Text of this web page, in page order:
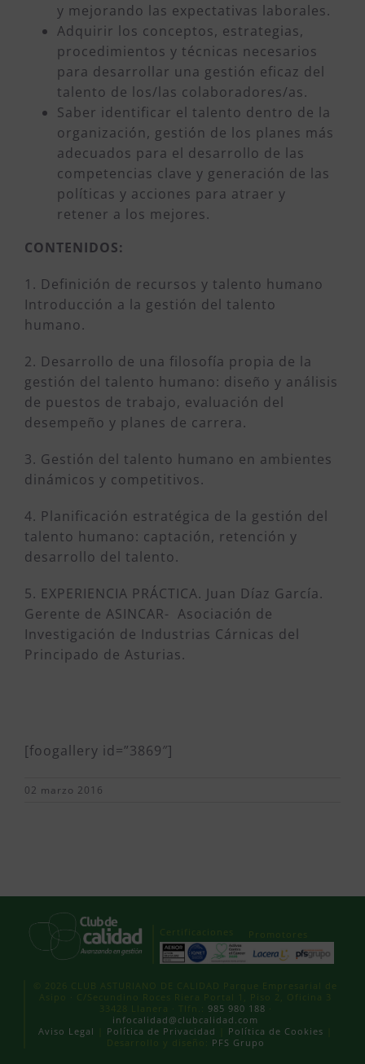
y mejorando las expectativas laborales.
Adquirir los conceptos, estrategias,
procedimientos y técnicas necesarios
para desarrollar una gestión eficaz del
talento de los/las colaboradores/as.
Saber identificar el talento dentro de la
organización, gestión de los planes más
adecuados para el desarrollo de las
competencias clave y generación de las
políticas y acciones para atraer y
retener a los mejores.
CONTENIDOS:
1. Definición de recursos y talento humano
Introducción a la gestión del talento
humano.
2. Desarrollo de una filosofía propia de la
gestión del talento humano: diseño y análisis
de puestos de trabajo, evaluación del
desempeño y planes de carrera.
3. Gestión del talento humano en ambientes
dinámicos y competitivos.
4. Planificación estratégica de la gestión del
talento humano: captación, retención y
desarrollo del talento.
5. EXPERIENCIA PRÁCTICA. Juan Díaz García.
Gerente de ASINCAR- Asociación de
Investigación de Industrias Cárnicas del
Principado de Asturias.
[foogallery id=”3869″]
02 marzo 2016
Certificaciones Promotores
© 2026 CLUB ASTURIANO DE CALIDAD Parque Empresarial de
Asipo · C/Secundino Roces Riera Portal 1, Piso 2, Oficina 3
33428 Llanera · Tlfn.: 985 980 188
infocalidad@clubcalidad.com
Aviso Legal
Política de Privacidad Política de Cookies
Desarrollo y diseño:
PFS Grupo